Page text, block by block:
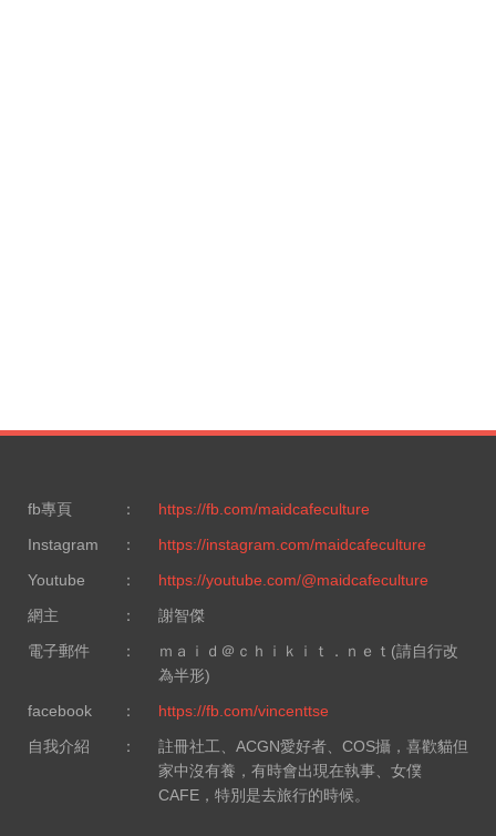
fb專頁 ：
https://fb.com/maidcafeculture
Instagram
：
https://instagram.com/maidcafeculture
Youtube
：
https://youtube.com/@maidcafeculture
網主
：
謝智傑
電子郵件
：
ｍａｉｄ＠ｃｈｉｋｉｔ．ｎｅｔ(請自行改
為半形)
facebook
：
https://fb.com/vincenttse
自我介紹
：
註冊社工、ACGN愛好者、COS攝，喜歡貓但
家中沒有養，有時會出現在執事、女僕
CAFE，特別是去旅行的時候。